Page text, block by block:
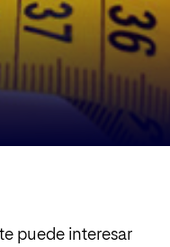
puede interesar